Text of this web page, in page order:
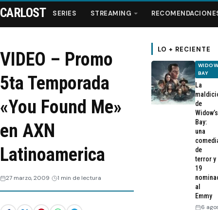
Series
Streaming
Recomendaciones
Videos
Webisodios
CARLOST SERIES STREAMING
VIDEO – Promo
5ta Temporada
«You Found Me»
en AXN
Latinoamerica
27 marzo, 2009 1 min de lectura
LO + RECIENTE
BAY
La
de
Widow’s
Bay:
una
de
terror y
19
al
Emmy
6